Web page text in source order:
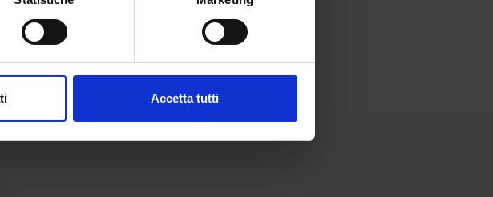
sui cookie.
con altre informazioni che hai fornito loro o
Accetta tutti